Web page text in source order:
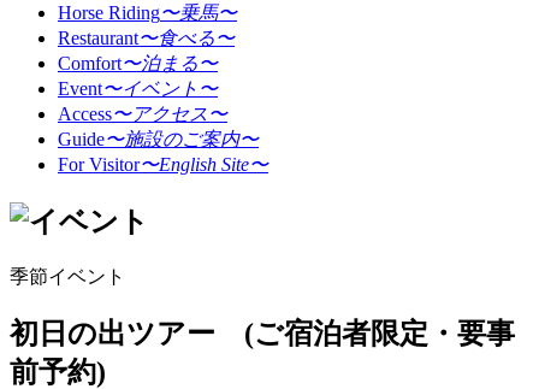
Horse Riding〜乗馬〜
Restaurant〜食べる〜
Comfort〜泊まる〜
Event〜イベント〜
Access〜アクセス〜
Guide〜施設のご案内〜
For Visitor〜English Site〜
季節イベント
初日の出ツアー (ご宿泊者限定・要事
前予約)